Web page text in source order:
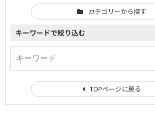
カテゴリーから探す
キーワードで絞り込む
TOPページに戻る